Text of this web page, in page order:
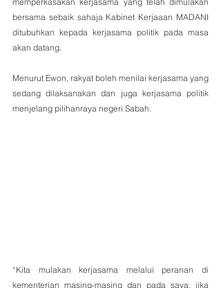
bersama sebaik sahaja Kabinet Kerjaaan MADANI
ditubuhkan kepada kerjasama politik pada masa
akan datang.
Menurut Ewon, rakyat boleh menilai kerjasama yang
sedang dilaksanakan dan juga kerjasama politik
menjelang pilihanraya negeri Sabah.
“Kita mulakan kerjasama melalui peranan di
kementerian masing-masing dan pada saya, jika